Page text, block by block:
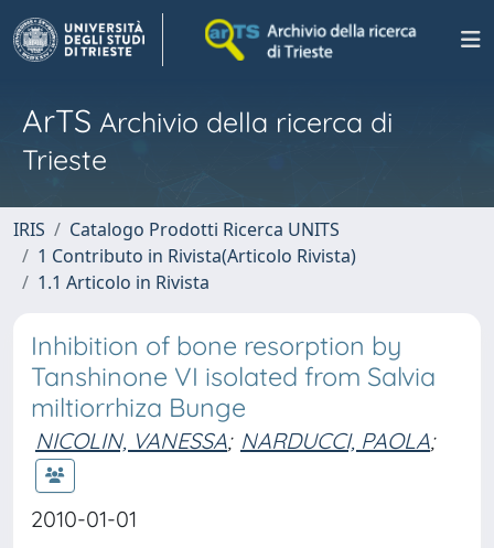
ArTS Archivio della ricerca di
Trieste
IRIS
Catalogo Prodotti Ricerca UNITS
1 Contributo in Rivista(Articolo Rivista)
1.1 Articolo in Rivista
Inhibition of bone resorption by
Tanshinone VI isolated from Salvia
miltiorrhiza Bunge
NICOLIN, VANESSA; NARDUCCI, PAOLA;
2010-01-01